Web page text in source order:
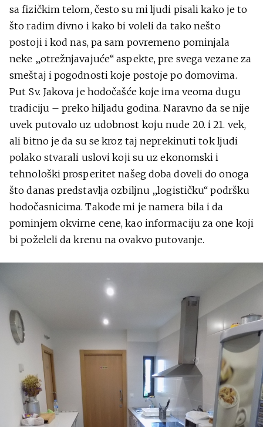
sa fizičkim telom, često su mi ljudi pisali kako je to
što radim divno i kako bi voleli da tako nešto
postoji i kod nas, pa sam povremeno pominjala
neke „otrežnjavajuće“ aspekte, pre svega vezane za
smeštaj i pogodnosti koje postoje po domovima.
Put Sv. Jakova je hodočašće koje ima veoma dugu
tradiciju – preko hiljadu godina. Naravno da se nije
uvek putovalo uz udobnost koju nude 20. i 21. vek,
ali bitno je da su se kroz taj neprekinuti tok ljudi
polako stvarali uslovi koji su uz ekonomski i
tehnološki prosperitet našeg doba doveli do onoga
što danas predstavlja ozbiljnu „logističku“ podršku
hodočasnicima. Takođe mi je namera bila i da
pominjem okvirne cene, kao informaciju za one koji
bi poželeli da krenu na ovakvo putovanje.